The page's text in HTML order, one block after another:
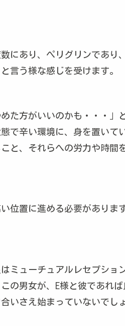
にあり、ぺリグリンであり
言う様な感じを受けます。
た方がいいのかも・・・」
で辛い環境に、身を置いて
と、それらへの労力や時間
位置に進める必要がありま
ミューチュアルレセプショ
の男女が、E様と彼であれ
いさえ始まっていないでし